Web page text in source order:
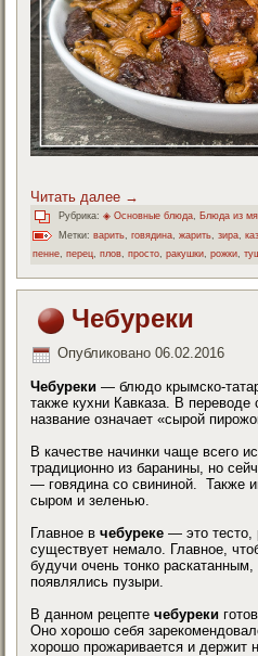
Читать далее →
Рубрика: ◈ Основные блюда, Блюда из
Метки: варить,говядина,жарить,зира,
пенне ,перец ,плов ,просто ,ракушки ,рожки ,
Чебуреки
Опубликовано 06.02.2016
Чебуреки — блюдо крымско-
также кухни Кавказа. В переводе
название означает «сырой
В качестве начинки чаще всего
традиционно из баранины, но
— говядина со свининой. Также
сыром и зеленью.
Главное вчебуреке — это тесто,
существует немало. Главное,
будучи очень тонко
появлялись пузыри.
В данном рецептечебуреки
Оно хорошо себя
хорошо прожаривается и держит